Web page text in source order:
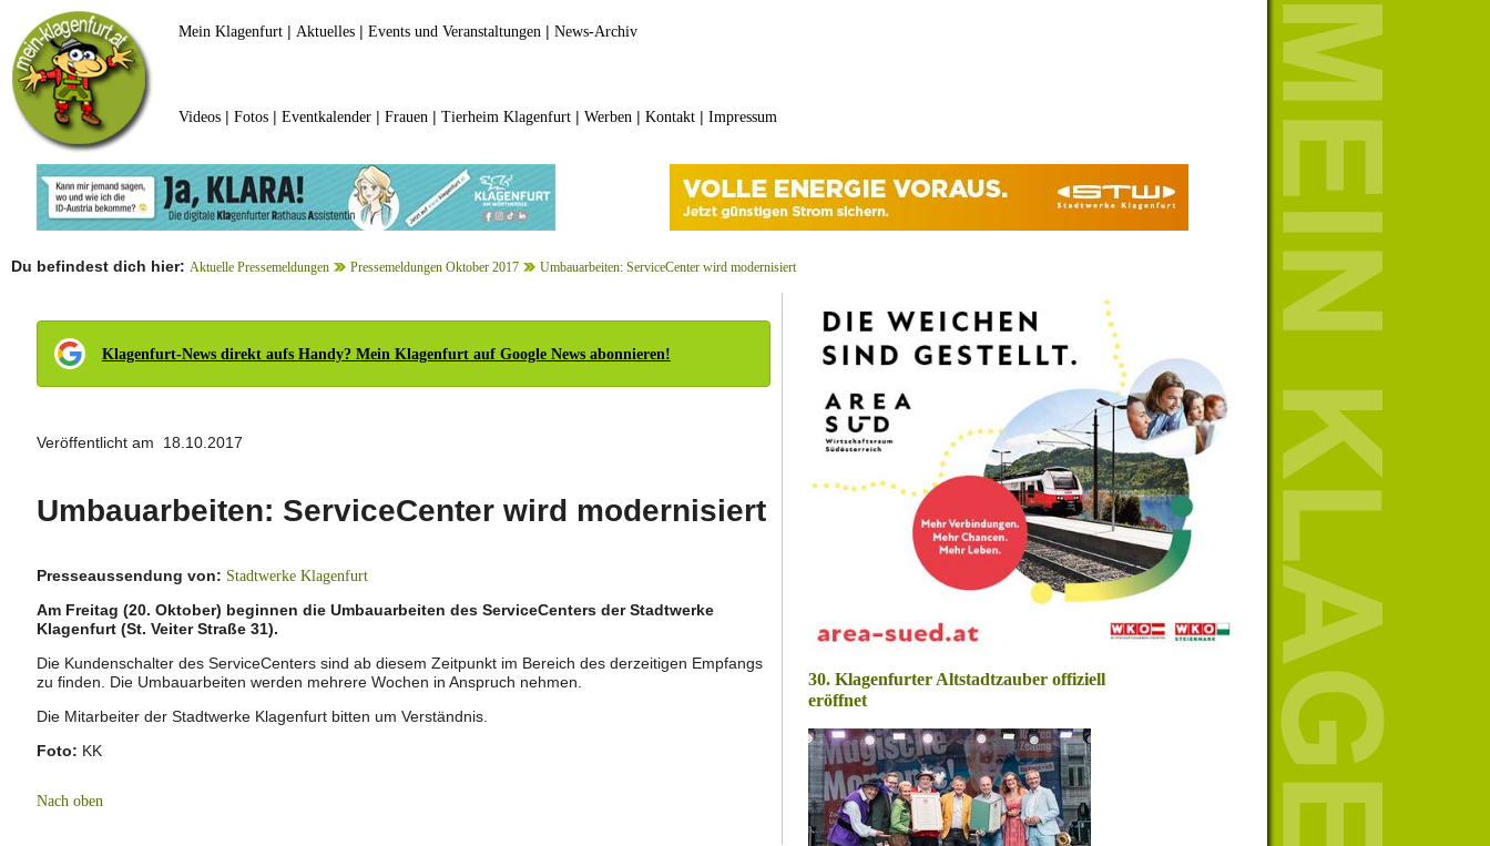
Mein Klagenfurt| Aktuelles| Events und Veranstaltungen | News-Archiv
Videos| Fotos| Eventkalender| Frauen | Tierheim Klagenfurt| Werben | Kontakt| Impressum
Du befindest dich hier: Aktuelle Pressemeldungen Pressemeldungen Oktober 2017 Umbauarbeiten: ServiceCenter wird modernisiert
Klagenfurt-News direkt aufs Handy? Mein Klagenfurt auf Google News abonnieren!
Veröffentlicht am 18.10.2017
Umbauarbeiten: ServiceCenter wird modernisiert
Presseaussendung von: Stadtwerke Klagenfurt
Am Freitag (20. Oktober) beginnen die Umbauarbeiten des ServiceCenters der Stadtwerke
Klagenfurt (St. Veiter Straße 31).
Die Kundenschalter des ServiceCenters sind ab diesem Zeitpunkt im Bereich des derzeitigen Empfangs
zu finden. Die Umbauarbeiten werden mehrere Wochen in Anspruch nehmen.
Die Mitarbeiter der Stadtwerke Klagenfurt bitten um Verständnis.
Foto: KK
Nach oben
30. Klagenfurter Altstadtzauber offiziell
eröffnet